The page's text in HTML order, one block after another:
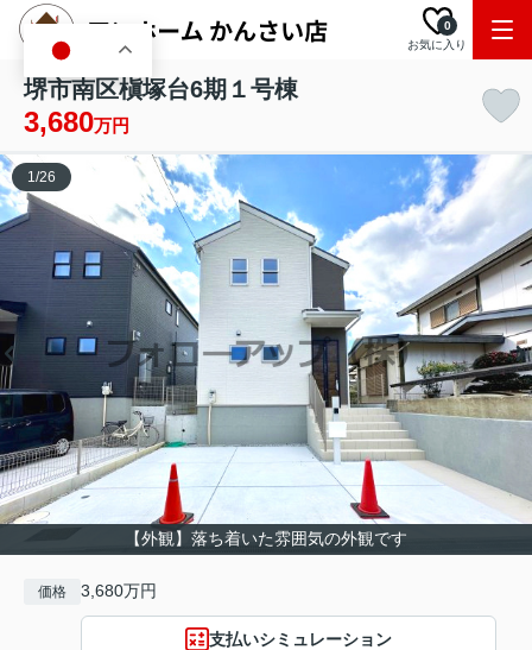
お気に入り
0
堺市南区槇塚台6期１号棟
3,680万円
【外観】落ち着いた雰囲気の外観です
1/26
価格 3,680万円
支払いシミュレーション